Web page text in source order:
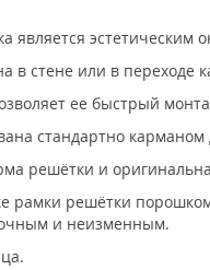
является эстетическим
в стене или в
ее быстрый
стандартно
решётки и
рамки решётки
и неизменным.